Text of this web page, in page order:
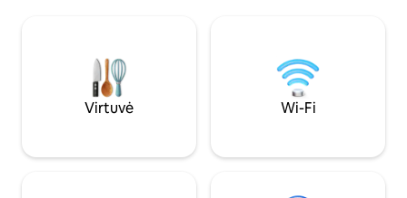
modernus, dar nebaigtas. Betoninės
grindys, aukštos lubos, atviras grindų
planas, židinys. Žvyro grindys su ilgu stalu
vakarienei lauke ir kepsninei. PASTABA:
iki Själsö
populiarios
kurioje yra
rengiami puikių
Virtuvė Wi-Fi